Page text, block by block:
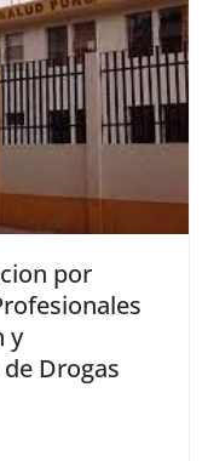
por
y
Drogas